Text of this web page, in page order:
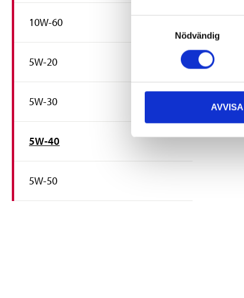
Nödvändig
AVVISA
10W-60
5W-20
5W-30
5W-40
5W-50